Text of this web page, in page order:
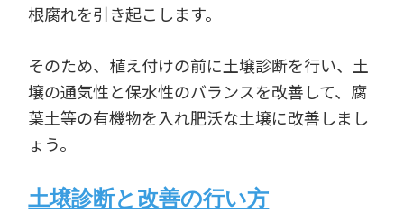
根腐れを引き起こします。
そのため、植え付けの前に土壌診断を行い、土
壌の通気性と保水性のバランスを改善して、腐
葉土等の有機物を入れ肥沃な土壌に改善しまし
ょう。
土壌診断と改善の行い方